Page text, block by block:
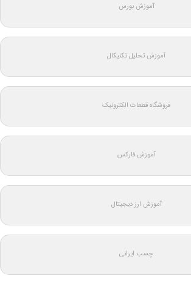
آموزش بورس
آموزش تحلیل تکنیکال
فروشگاه قطعات الکترونیک
آموزش فارکس
آموزش ارز دیجیتال
چسب ایرانی